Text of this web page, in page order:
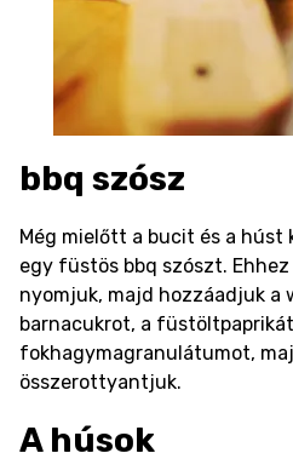
bbq szósz
Még mielőtt a bucit és a húst
egy füstös bbq szószt.
nyomjuk, majd hozzáadjuk a
barnacukrot, a
fokhagymagranulátumot,
összerottyantjuk.
A húsok